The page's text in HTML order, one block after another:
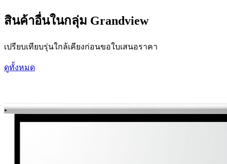
สินค้าอื่นในกลุ่ม Grandview
เปรียบเทียบรุ่นใกล้เคียงก่อนขอใบเสนอราคา
ดูทั้งหมด